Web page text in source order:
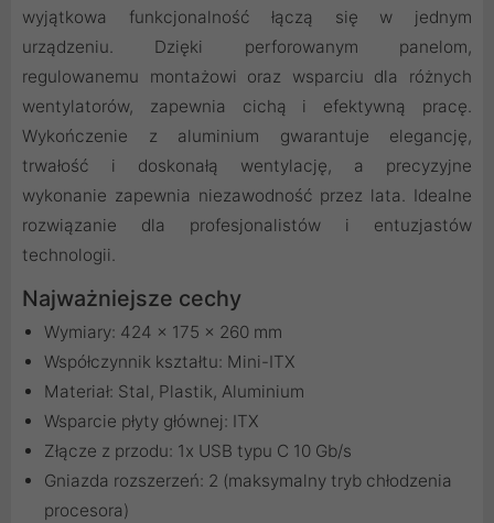
wyjątkowa funkcjonalność łączą się w jednym
urządzeniu. Dzięki perforowanym panelom,
regulowanemu montażowi oraz wsparciu dla różnych
wentylatorów, zapewnia cichą i efektywną pracę.
Wykończenie z aluminium gwarantuje elegancję,
trwałość i doskonałą wentylację, a precyzyjne
wykonanie zapewnia niezawodność przez lata. Idealne
rozwiązanie dla profesjonalistów i entuzjastów
technologii.
Najważniejsze cechy
Wymiary: 424 x 175 x 260 mm
Współczynnik kształtu: Mini-ITX
Materiał: Stal, Plastik, Aluminium
Wsparcie płyty głównej: ITX
Złącze z przodu: 1x USB typu C 10 Gb/s
Gniazda rozszerzeń: 2 (maksymalny tryb chłodzenia
procesora)